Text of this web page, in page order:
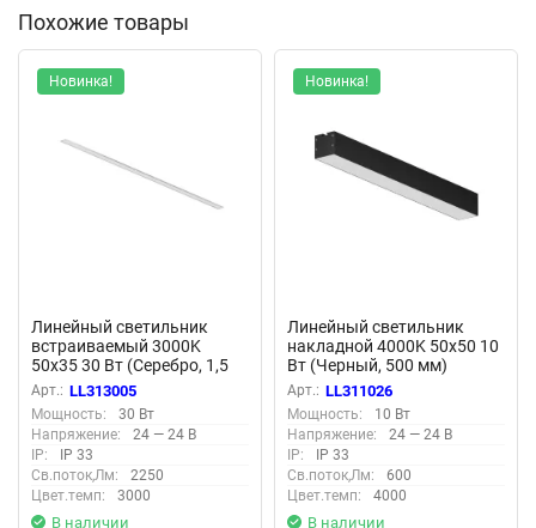
Похожие товары
Новинка!
Линейный светильник
встраиваемый 3000K
50x35 30 Вт (Серебро, 1,5
м) LL313005 (Серебро)
LL313005
Арт.: LL313005
Мощность:
30 Вт
Напряжение:
24 — 24 В
IP:
IP 33
Св.поток,Лм:
2250
Цвет.темп:
3000
В наличии
Новинка!
Линейный светильник
накладной 4000K 50x50 10
Вт (Черный, 500 мм)
LL311026 (Черный)
LL311026
Арт.: LL311026
Мощность:
10 Вт
Напряжение:
24 — 24 В
IP:
IP 33
Св.поток,Лм:
600
Цвет.темп:
4000
В наличии